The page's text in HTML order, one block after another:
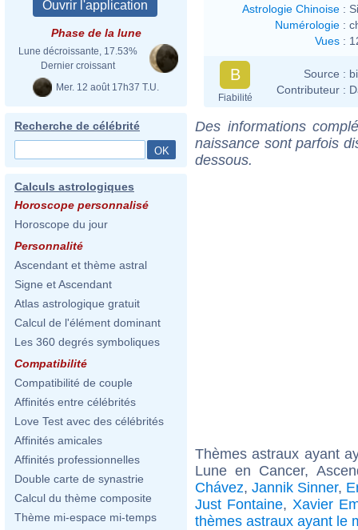
Phase de la lune
Lune décroissante, 17.53%
Dernier croissant
Mer. 12 août 17h37 T.U.
Recherche de célébrité
Calculs astrologiques
Horoscope personnalisé
Horoscope du jour
Personnalité
Ascendant et thème astral
Signe et Ascendant
Atlas astrologique gratuit
Calcul de l'élément dominant
Les 360 degrés symboliques
Compatibilité
Compatibilité de couple
Affinités entre célébrités
Love Test avec des célébrités
Affinités amicales
Affinités professionnelles
Double carte de synastrie
Calcul du thème composite
Thème mi-espace mi-temps
Astrologie Chinoise :
Numérologie :
Vues :
B
Fiabilité
Source :
Contributeur :
Des informations
naissance sont parfois
dessous.
Thèmes astraux ayant
Lune en Cancer,
Chávez,Jannik Sinner,
Just Fontaine, Xavier
thèmes astraux ayant le